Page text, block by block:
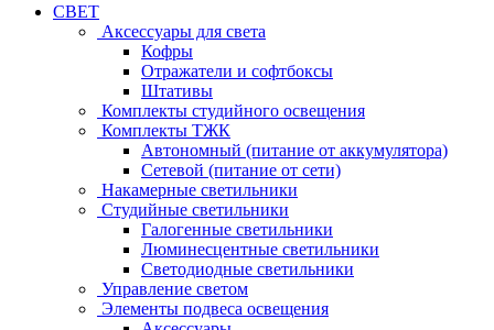
СВЕТ
Аксессуары для света
Кофры
Отражатели и софтбоксы
Штативы
Комплекты студийного освещения
Комплекты ТЖК
Автономный (питание от аккумулятора)
Сетевой (питание от сети)
Накамерные светильники
Студийные светильники
Галогенные светильники
Люминесцентные светильники
Светодиодные светильники
Управление светом
Элементы подвеса освещения